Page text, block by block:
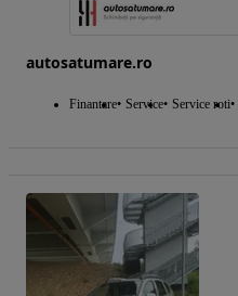
autosatumare.ro
Finantare Service Service roti